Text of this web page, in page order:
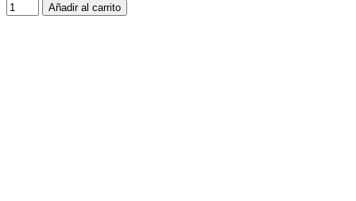
Añadir al carrito